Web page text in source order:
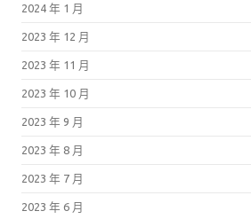
2024 年 1 月
2023 年 12 月
2023 年 11 月
2023 年 10 月
2023 年 9 月
2023 年 8 月
2023 年 7 月
2023 年 6 月